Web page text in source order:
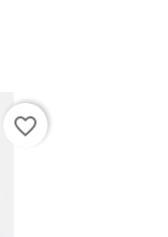
favorite_border